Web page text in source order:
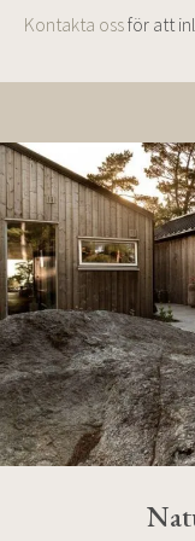
Kontakta ossför att